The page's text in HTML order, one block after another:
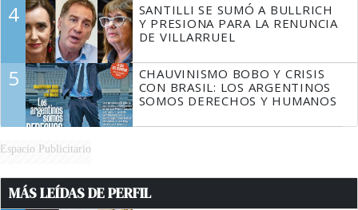
4
SANTILLI SE SUMÓ A BULLRICH
Y PRESIONA PARA LA RENUNCIA
DE VILLARRUEL
5
CHAUVINISMO BOBO Y CRISIS
CON BRASIL: LOS ARGENTINOS
SOMOS DERECHOS Y HUMANOS
Espacio Publicitario
MÁS LEÍDAS DE PERFIL